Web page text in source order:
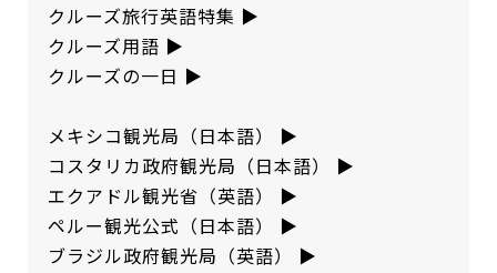
クルーズ旅行英語特集 ▶︎
クルーズ用語 ▶︎
クルーズの一日 ▶︎
メキシコ観光局（日本語）
▶︎
コスタリカ政府観光局（日本語）
▶︎
エクアドル観光省（英語）
▶︎
ペルー観光公式（日本語）
▶︎
ブラジル政府観光局（英語）
▶︎